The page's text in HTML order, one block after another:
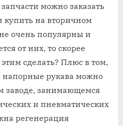
можно заказать
на вторичном
очень популярны и
от них, то скорее
сделать? Плюс в том,
напорные рукава можно
заводе, занимающемся
и пневматических
регенерация